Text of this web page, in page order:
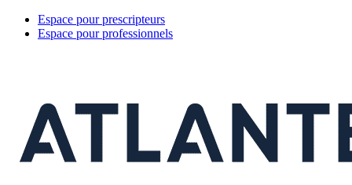
Espace pour prescripteurs
Espace pour professionnels